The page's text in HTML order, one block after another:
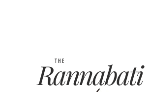
Rannabati
THE